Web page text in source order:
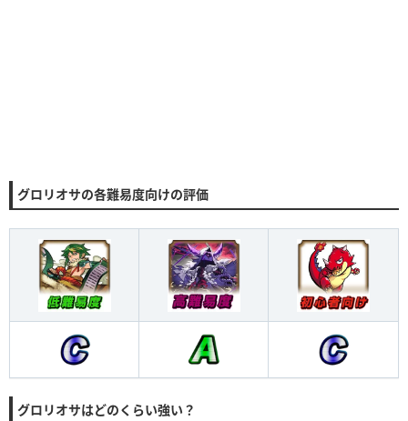
グロリオサの各難易度向けの評価
グロリオサはどのくらい強い？